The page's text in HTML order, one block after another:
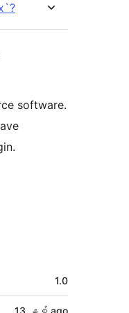
software.
1.0